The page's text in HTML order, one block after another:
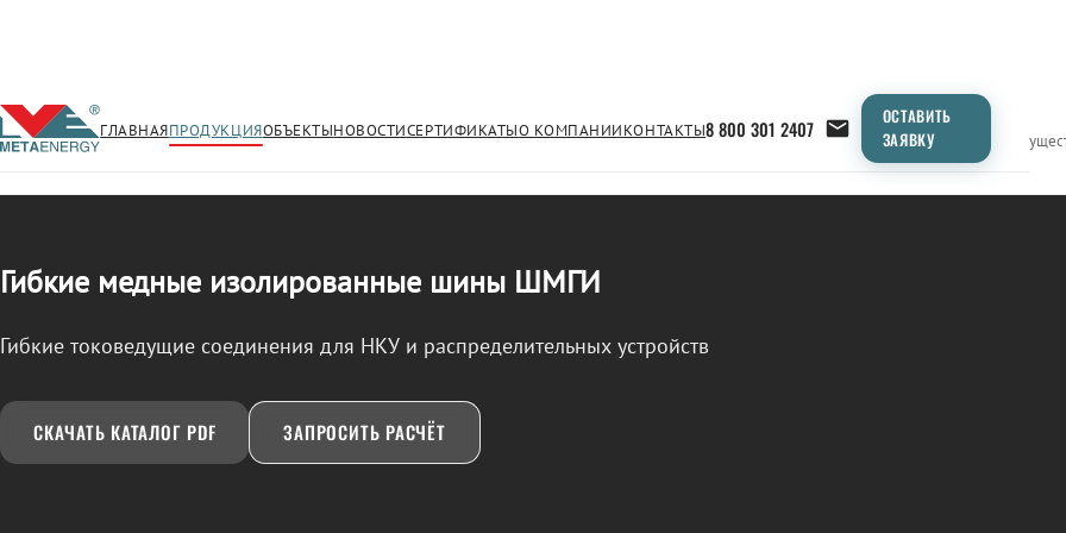
ГЛАВНАЯПРОДУКЦИЯОБЪЕКТЫНОВОСТИСЕРТИФИКАТЫО КОМПАНИИКОНТАКТЫ8 800 301 2407
ОСТАВИТЬ
ЗАЯВКУ
← Продукция/ШМГИ Применение Продукция ТипоразмерыСравнение
Гибкие медные изолированные шины ШМГИ
Гибкие токоведущие соединения для НКУ и распределительных устройств
СКАЧАТЬ КАТАЛОГ PDF ЗАПРОСИТЬ РАСЧЁТ